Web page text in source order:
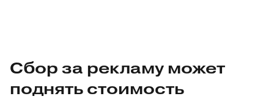
Сбор за рекламу может
поднять стоимость